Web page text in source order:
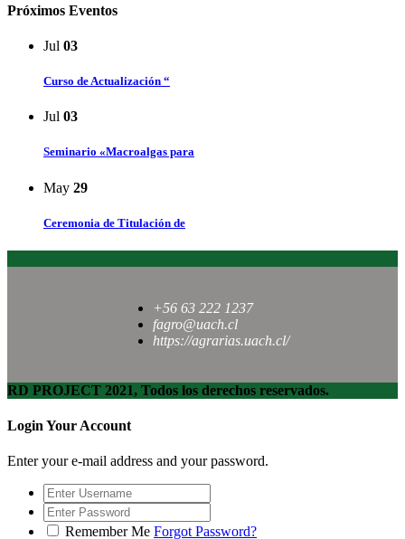
Próximos Eventos
Jul 03
Curso de Actualización “
Jul 03
Seminario «Macroalgas para
May 29
Ceremonia de Titulación de
+56 63 222 1237
fagro@uach.cl
https://agrarias.uach.cl/
RD PROJECT 2021, Todos los derechos reservados.
Login Your Account
Enter your e-mail address and your password.
Remember Me Forgot Password?